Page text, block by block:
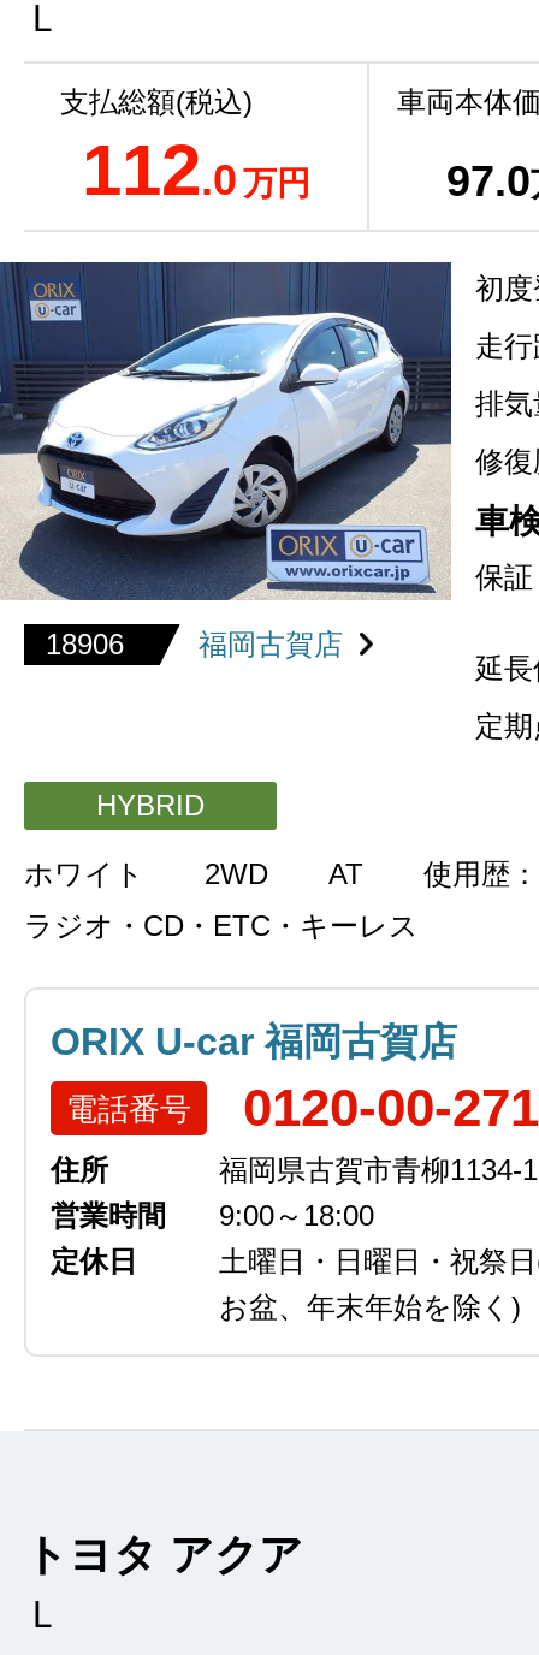
Ｌ
支払総額(税込)
112.0万円
車両本体
97.0
18906 福岡古賀店
初
走
排気
修復
車
保証
延
定
HYBRID
ホワイト 2WD AT
使用歴
ラジオ・CD・ETC・キーレス
ORIX U-car 福岡古賀店
電話番号 0120-00-
住所
福岡県古賀市青柳1134-1
営業時間
9:00～18:00
定休日
土曜日・日曜日・祝祭日
お盆、年末年始を除く)
トヨタ アクア
Ｌ